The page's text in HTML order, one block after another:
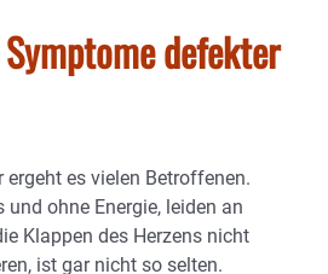
defekter
es vielen Betroffenen.
ohne Energie, leiden an
Klappen des Herzens nicht
ist gar nicht so selten.